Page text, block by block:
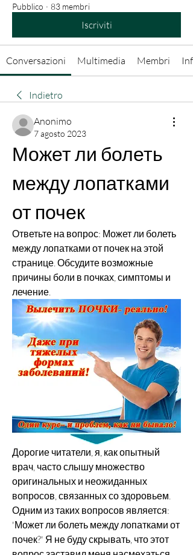
Pubblico · 83 membri
Iscriviti
Conversazioni Multimedia Membri Info
Indietro
Anonimo
7 agosto 2023
Может ли болеть
между лопатками
от почек
Ответьте на вопрос: Может ли болеть
между лопатками от почек на этой
странице. Обсудите возможные
причины боли в почках, симптомы и
лечение.
Дорогие читатели, я, как опытный
врач, часто слышу множество
оригинальных и неожиданных
вопросов, связанных со здоровьем.
Одним из таких вопросов является:
'Может ли болеть между лопатками от
почек?' Я не буду скрывать, что этот